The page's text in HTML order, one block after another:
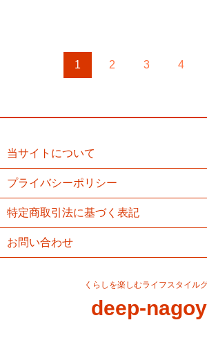
1 2 3 4
当サイトについて
プライバシーポリシー
特定商取引法に基づく表記
お問い合わせ
くらしを楽しむライフスタイル
deep-